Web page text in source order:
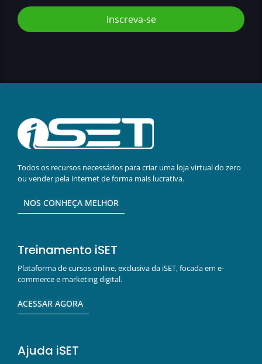
Inscreva-se
Todos os recursos necessários para criar uma loja virtual do zero
ou vender pela internet de forma mais lucrativa.
NOS CONHEÇA MELHOR
Treinamento iSET
Plataforma de cursos online, exclusiva da iSET, focada em e-
commerce e marketing digital.
ACESSAR AGORA
Ajuda iSET